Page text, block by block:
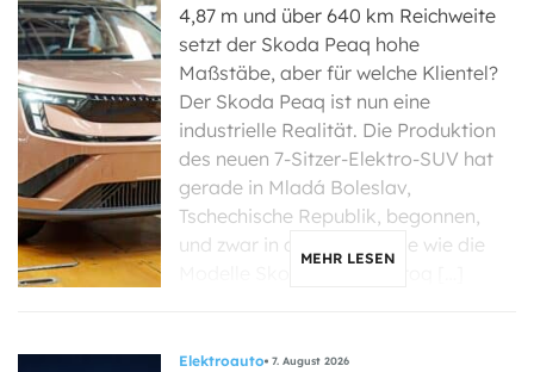
4,87 m und über 640 km Reichweite
setzt der Skoda Peaq hohe
Maßstäbe, aber für welche Klientel?
Der Skoda Peaq ist nun eine
industrielle Realität. Die Produktion
des neuen 7-Sitzer-Elektro-SUV hat
gerade in Mladá Boleslav,
Tschechische Republik, begonnen,
und zwar in derselben Linie wie die
MEHR LESEN
Elektroauto 7. August 2026